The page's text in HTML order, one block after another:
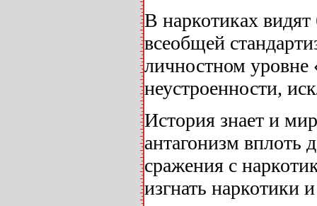
В наркотиках видят
всеобщей
личностном уровне
неустроенности,
История знает и
антагонизм вплоть
сражения с
изгнать наркотики